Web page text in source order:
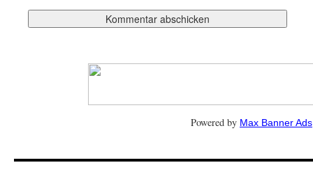
Powered by Max Banner Ads